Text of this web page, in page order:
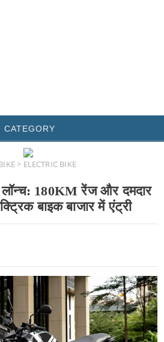
CATEGORY
> ELECTRIC BIKE
180KM रेंज और दमदार
बाइक बाजार में एंट्री